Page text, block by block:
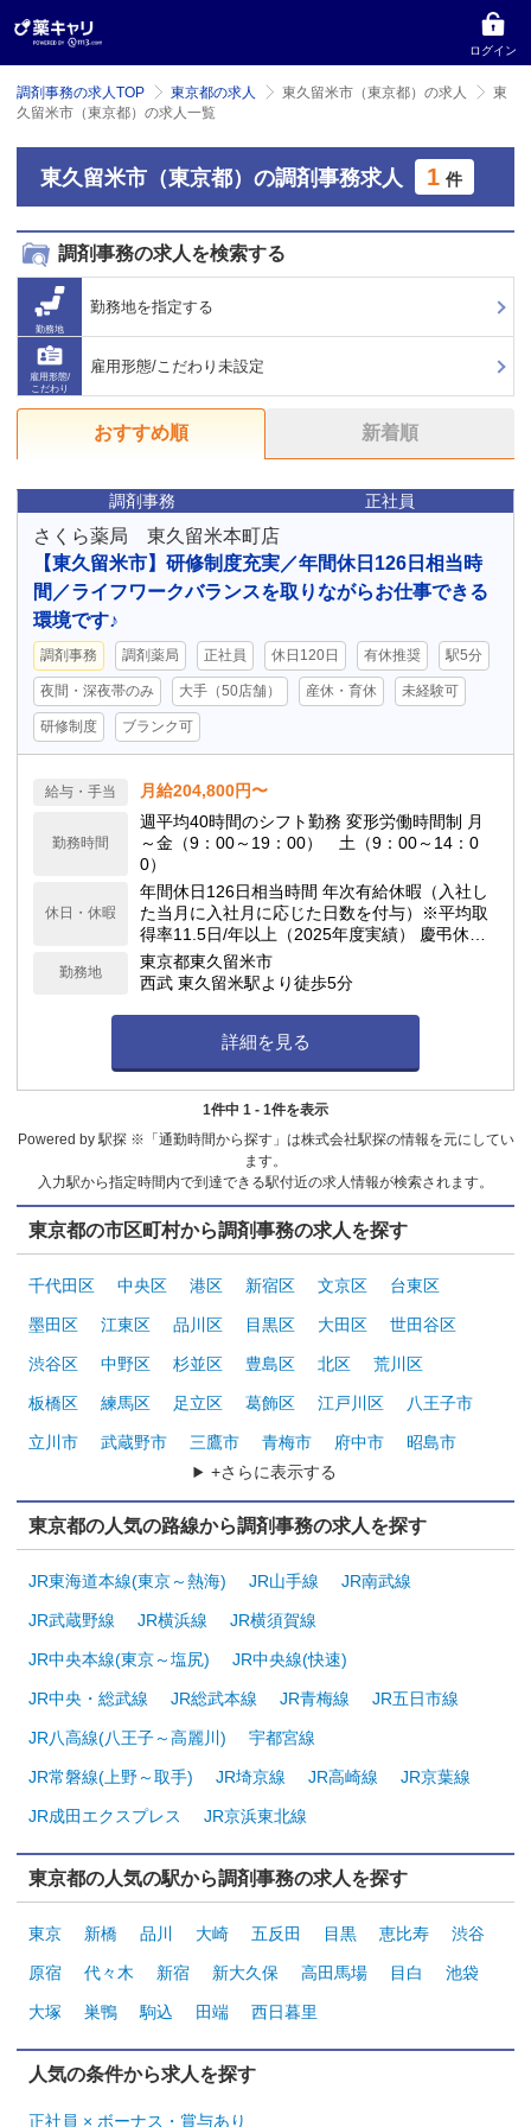
ログイン
調剤事務の求人TOP 東京都の求人 東久留米市（東京都）の求人
東
久留米市（東京都）の求人一覧
東久留米市（東京都）の調剤事務求人 1 件
調剤事務の求人を検索する
勤務地
勤務地を指定する
雇用形態/
こだわり
雇用形態/こだわり未設定
おすすめ順 新着順
調剤事務 正社員
さくら薬局 東久留米本町店
【東久留米市】研修制度充実／年間休日126日相当時
間／ライフワークバランスを取りながらお仕事できる
環境です♪
調剤事務 調剤薬局 正社員 休日120日 有休推奨 駅5分
夜間・深夜帯のみ 大手（50店舗） 産休・育休 未経験可
研修制度 ブランク可
給与・手当 月給204,800円〜
勤務時間
週平均40時間のシフト勤務 変形労働時間制 月
～金（9：00～19：00） 土（9：00～14：0
0）
休日・休暇
年間休日126日相当時間 年次有給休暇（入社し
た当月に入社月に応じた日数を付与）※平均取
得率11.5日/年以上（2025年度実績） 慶弔休
暇、産前産後休暇(取得率100%)、介護休暇、生
理休暇 連続休暇制度（最長9日間、初年度最長5
日間） 特別休暇（配偶者の出産2日間、弔事3～
7日間、裁判員裁判5日間、転勤2～3日間） など
勤務地
東京都東久留米市
西武 東久留米駅より徒歩5分
詳細を見る
1件中 1 - 1件を表示
Powered by 駅探 ※「通勤時間から探す」は株式会社駅探の情報を元にしてい
ます。
入力駅から指定時間内で到達できる駅付近の求人情報が検索されます。
東京都の市区町村から調剤事務の求人を探す
千代田区 中央区 港区 新宿区 文京区 台東区
墨田区 江東区 品川区 目黒区 大田区 世田谷区
渋谷区 中野区 杉並区 豊島区 北区 荒川区
板橋区 練馬区 足立区 葛飾区 江戸川区 八王子市
立川市 武蔵野市 三鷹市 青梅市 府中市
昭島市
+さらに表示する
東京都の人気の路線から調剤事務の求人を探す
JR東海道本線(東京～熱海) JR山手線 JR南武線
JR武蔵野線 JR横浜線 JR横須賀線
JR中央本線(東京～塩尻) JR中央線(快速)
JR中央・総武線 JR総武本線 JR青梅線 JR五日市線
JR八高線(八王子～高麗川) 宇都宮線
JR常磐線(上野～取手) JR埼京線 JR高崎線 JR京葉線
JR成田エクスプレス JR京浜東北線
東京都の人気の駅から調剤事務の求人を探す
東京 新橋 品川 大崎 五反田 目黒 恵比寿 渋谷
原宿 代々木 新宿 新大久保 高田馬場 目白 池袋
大塚 巣鴨 駒込 田端 西日暮里
人気の条件から求人を探す
正社員 × ボーナス・賞与あり